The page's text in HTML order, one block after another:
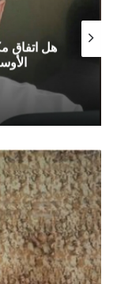
هل اتفاق
سريع
يعلن
استهداف
ارامكو
السعودية